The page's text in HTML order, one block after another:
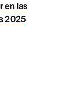
en las
2025